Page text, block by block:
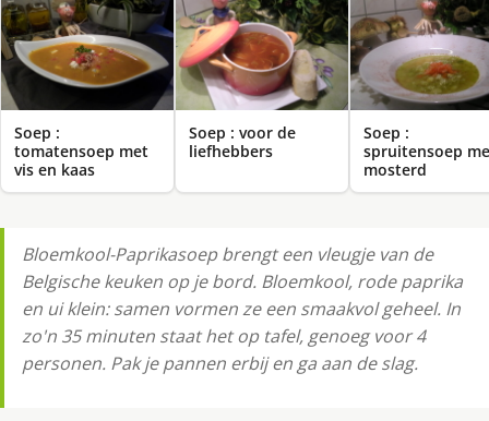
Soep :
tomatensoep met
vis en kaas
Soep : voor de
liefhebbers
Soep :
spruitensoep
mosterd
Bloemkool-Paprikasoep brengt een vleugje van de
Belgische keuken op je bord. Bloemkool, rode paprika
en ui klein: samen vormen ze een smaakvol geheel. In
zo'n 35 minuten staat het op tafel, genoeg voor 4
personen. Pak je pannen erbij en ga aan de slag.